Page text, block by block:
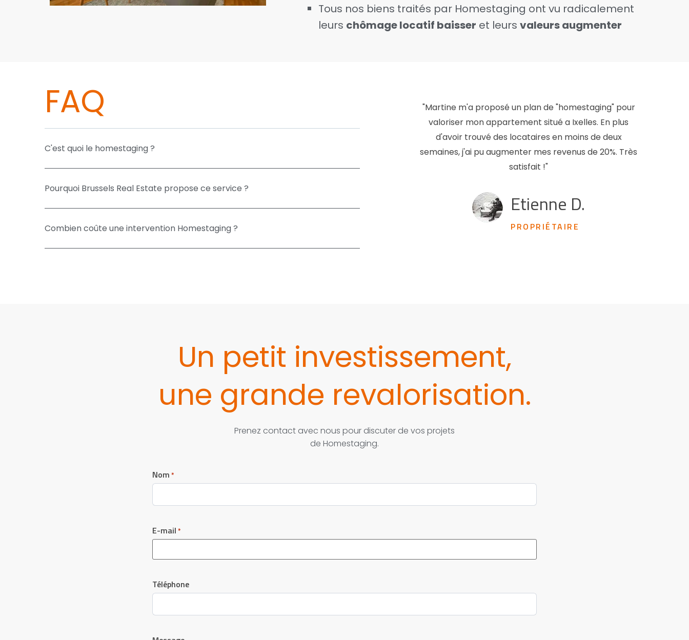
Tous nos biens traités par Homestaging ont vu radicalement
leurs chômage locatif baisser et leursvaleurs augmenter
FAQ
C'est quoi le homestaging ?
Pourquoi Brussels Real Estate propose ce service ?
Combien coûte une intervention Homestaging ?
"Martine m'a proposé un plan de "homestaging" pour
valoriser mon appartement situé a Ixelles. En plus
d'avoir trouvé des locataires en moins de deux
semaines, j'ai pu augmenter mes revenus de 20%. Très
satisfait !"
Etienne D.
PROPRIÉTAIRE
Un petit investissement,
une grande revalorisation.
Prenez contact avec nous pour discuter de vos projets
de Homestaging.
Nom *
E-mail *
Téléphone